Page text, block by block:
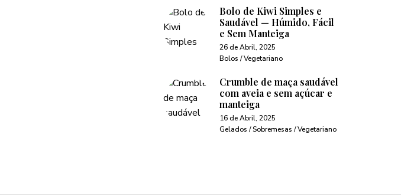
Bolo de Kiwi Simples e
Saudável — Húmido, Fácil
e Sem Manteiga
26 de Abril, 2025
Bolos / Vegetariano
Crumble de maça saudável
com aveia e sem açúcar e
manteiga
16 de Abril, 2025
Gelados / Sobremesas / Vegetariano